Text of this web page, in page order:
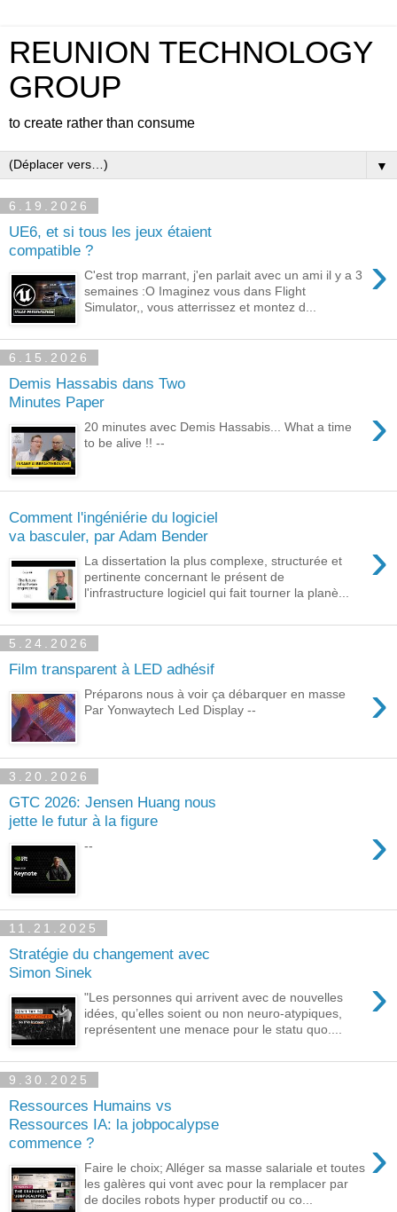
REUNION TECHNOLOGY
GROUP
to create rather than consume
▼
6.19.2026
UE6, et si tous les jeux étaient
compatible ?
›
C'est trop marrant, j'en parlait avec un ami il y a 3
semaines :O Imaginez vous dans Flight
Simulator,, vous atterrissez et montez d...
6.15.2026
Demis Hassabis dans Two
Minutes Paper
›
20 minutes avec Demis Hassabis... What a time
to be alive !! --
Comment l'ingéniérie du logiciel
va basculer, par Adam Bender
›
La dissertation la plus complexe, structurée et
pertinente concernant le présent de
l'infrastructure logiciel qui fait tourner la planè...
5.24.2026
Film transparent à LED adhésif
›
Préparons nous à voir ça débarquer en masse
Par Yonwaytech Led Display --
3.20.2026
GTC 2026: Jensen Huang nous
jette le futur à la figure
›
--
11.21.2025
Stratégie du changement avec
Simon Sinek
›
"Les personnes qui arrivent avec de nouvelles
idées, qu’elles soient ou non neuro-atypiques,
représentent une menace pour le statu quo....
9.30.2025
Ressources Humains vs
Ressources IA: la jobpocalypse
commence ?
›
Faire le choix; Alléger sa masse salariale et toutes
les galères qui vont avec pour la remplacer par
de dociles robots hyper productif ou co...